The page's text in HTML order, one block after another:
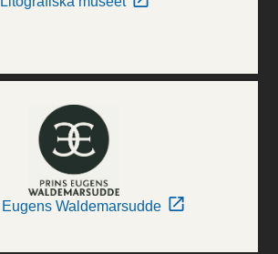
Waldemarsudde